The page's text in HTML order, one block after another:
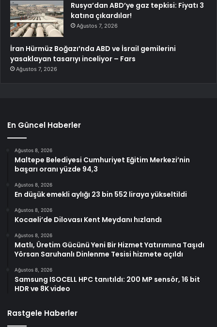
Rusya’dan ABD’ye gaz tepkisi: Fiyatı 3
katına çıkardılar!
Ağustos 7, 2026
İran Hürmüz Boğazı’nda ABD ve İsrail gemilerini
yasaklayan tasarıyı inceliyor – Fars
Ağustos 7, 2026
En Güncel Haberler
Ağustos 8, 2026
Maltepe Belediyesi Cumhuriyet Eğitim Merkezi’nin
başarı oranı yüzde 94,3
Ağustos 8, 2026
En düşük emekli aylığı 23 bin 552 liraya yükseltildi
Ağustos 8, 2026
Kocaeli’de Dilovası Kent Meydanı hızlandı
Ağustos 8, 2026
Matlı, Üretim Gücünü Yeni Bir Hizmet Yatırımına Taşıdı
Yörsan Saruhanlı Dinlenme Tesisi hizmete açıldı
Ağustos 8, 2026
Samsung ISOCELL HPC tanıtıldı: 200 MP sensör, 16 bit
HDR ve 8K video
Rastgele Haberler